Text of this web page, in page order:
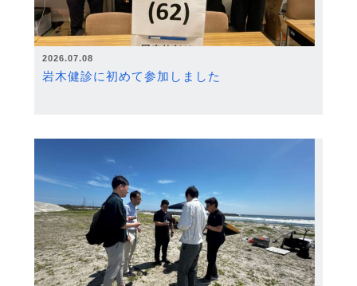
2026.07.08
岩木健診に初めて参加しました